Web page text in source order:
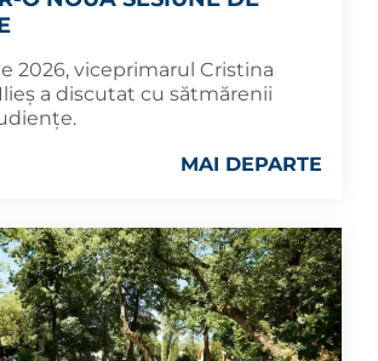
2026, viceprimarul Cristina
a discutat cu sătmărenii
MAI DEPARTE